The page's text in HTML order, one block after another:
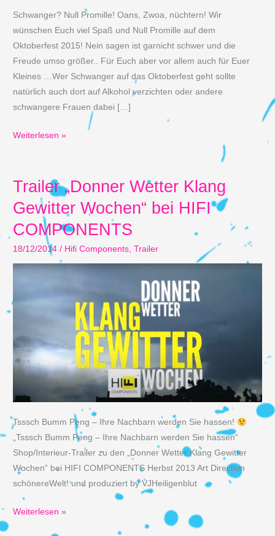
Schwanger? Null Promille! Oans, Zwoa, nüchtern! Wir
wünschen Euch viel Spaß und Null Promille auf dem
Oktoberfest 2015! Nein sagen ist garnicht schwer und die
Freude umso größer.. Für Euch aber vor allem auch für Euer
Kleines …Wer Schwanger auf das Oktoberfest geht sollte
natürlich auch dort auf Alkohol verzichten oder andere
schwangere Frauen dabei […]
Schwanger?
Auch
Wiesn…
Weiterlesen »
Trailer „Donner Wetter Klang
Gewitter Wochen“ bei HIFI
COMPONENTS
18/12/2014/ Hifi Components,Trailer
Tsssch Bumm Peng – Ihre Nachbarn werden Sie hassen!
„Tsssch Bumm Peng – Ihre Nachbarn werden Sie hassen“
Shop/Interieur-Trailer zu den „Donner Wetter Klang Gewitter
Wochen“ bei HIFI COMPONENTS Herbst 2013 Art Direction
schönereWelt! und produziert by VJHeiligenblut
Trailer
Weiterlesen »